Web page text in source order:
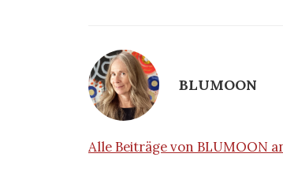
BLUMOON
Alle Beiträge von BLUMOON